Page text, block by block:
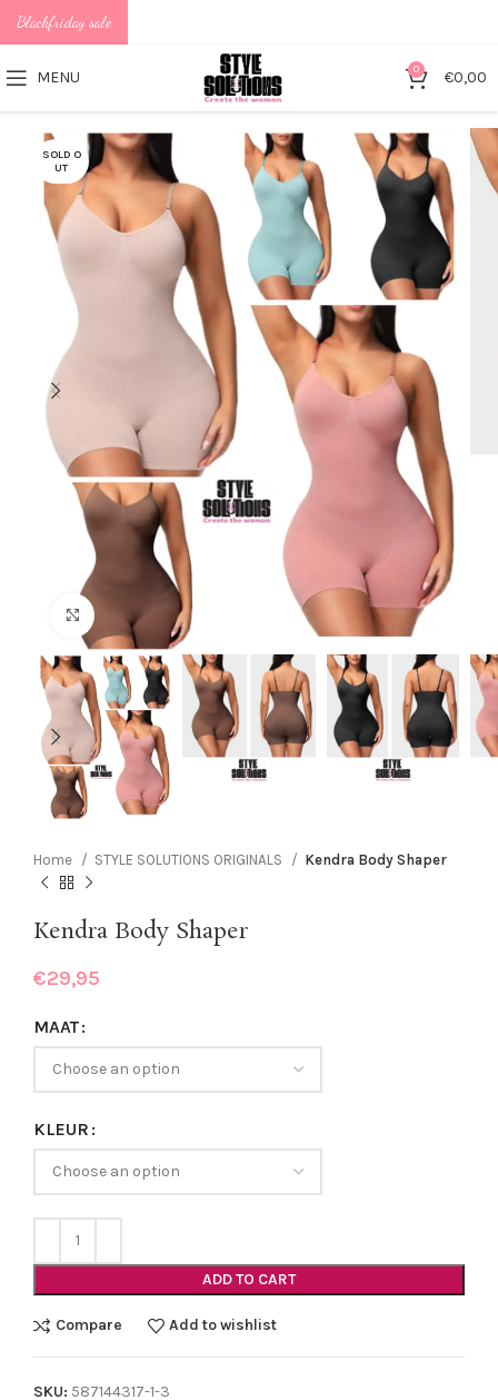
MENU 0 €0,00
SOLD O
UT
Click to enlarge
Home STYLE SOLUTIONS ORIGINALS Kendra Body Shaper
Kendra Body Shaper
€29,95
MAAT
KLEUR
ADD TO CART
Compare Add to wishlist
SKU: 587144317-1-3
Blackfriday sale